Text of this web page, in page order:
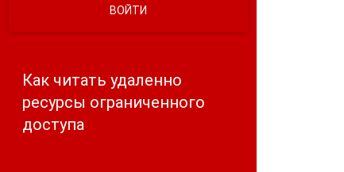
ВОЙТИ
Как читать удаленно
ресурсы ограниченного
доступа